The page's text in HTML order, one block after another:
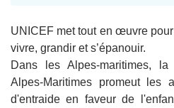
UNICEF met tout en œuvre
vivre, grandir et s’épanouir.
Dans les Alpes-maritimes,
Alpes-Maritimes promeut les
d'entraide en faveur de